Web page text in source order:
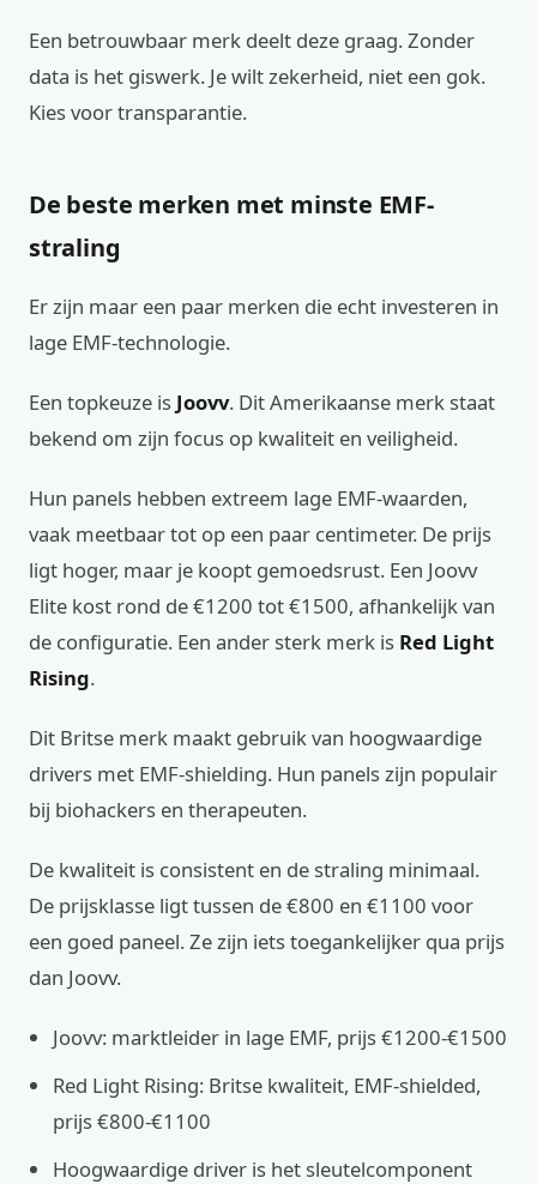
Een betrouwbaar merk deelt deze graag. Zonder
data is het giswerk. Je wilt zekerheid, niet een gok.
Kies voor transparantie.
De beste merken met minste EMF-
straling
Er zijn maar een paar merken die echt investeren in
lage EMF-technologie.
Een topkeuze is Joovv. Dit Amerikaanse merk staat
bekend om zijn focus op kwaliteit en veiligheid.
Hun panels hebben extreem lage EMF-waarden,
vaak meetbaar tot op een paar centimeter. De prijs
ligt hoger, maar je koopt gemoedsrust. Een Joovv
Elite kost rond de €1200 tot €1500, afhankelijk van
de configuratie. Een ander sterk merk is Red Light
Rising.
Dit Britse merk maakt gebruik van hoogwaardige
drivers met EMF-shielding. Hun panels zijn populair
bij biohackers en therapeuten.
De kwaliteit is consistent en de straling minimaal.
De prijsklasse ligt tussen de €800 en €1100 voor
een goed paneel. Ze zijn iets toegankelijker qua prijs
dan Joovv.
Joovv: marktleider in lage EMF, prijs €1200-€1500
Red Light Rising: Britse kwaliteit, EMF-shielded,
prijs €800-€1100
Hoogwaardige driver is het sleutelcomponent